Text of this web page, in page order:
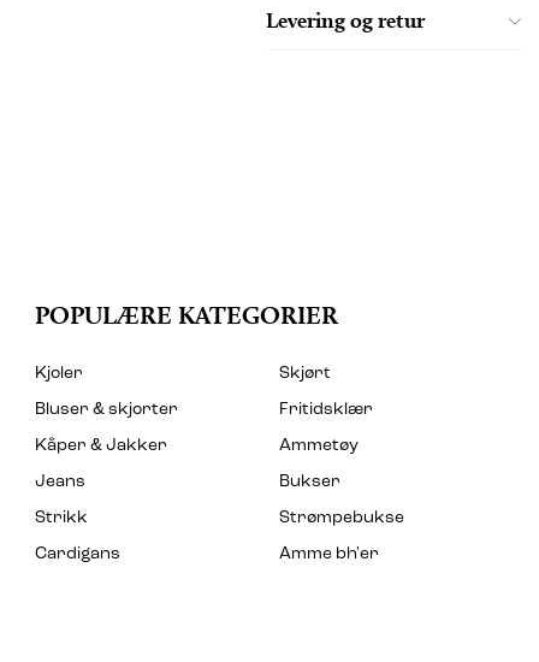
Levering og retur
POPULÆRE KATEGORIER
Kjoler
Skjørt
Bluser & skjorter
Fritidsklær
Kåper & Jakker
Ammetøy
Jeans
Bukser
Strikk
Strømpebukse
Cardigans
Amme bh'er